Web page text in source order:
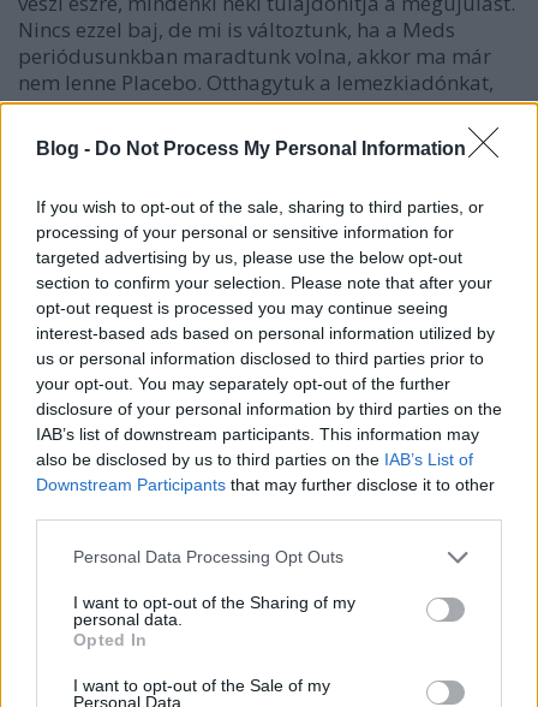
Blog - Do Not Process My Personal Information
If you wish to opt-out of the sale, sharing to third parties, or
processing of your personal or sensitive information for
targeted advertising by us, please use the below opt-out
section to confirm your selection. Please note that after your
opt-out request is processed you may continue seeing
interest-based ads based on personal information utilized by
us or personal information disclosed to third parties prior to
your opt-out. You may separately opt-out of the further
disclosure of your personal information by third parties on the
IAB’s list of downstream participants. This information may
also be disclosed by us to third parties on the IAB’s List of
Downstream Participants that may further disclose it to other
Please note that this website/app uses one or more Google
not limited to your visit or usage behaviour. You may click to
grant or deny consent to Google and its third-party tags to
use your data for below specified purposes in below Google
consent section.
Personal Data Processing Opt Outs
I want to opt-out of the Sharing of my
personal data.
Opted In
I want to opt-out of the Sale of my
Personal Data.
Nincs ezzel baj, de mi is változtunk, ha a Meds
periódusunkban maradtunk volna, akkor ma már
nem lenne Placebo. Otthagytuk a lemezkiadónkat,
talpra álltunk, totál egyedül összeraktuk a lemezt, és
közben lelkileg is mások lettünk.
optimistábbnak tűnik a Meds világánál. Ez lesz
az új vonal?
Minden lemez elkészültekor nemcsak egy halom dalt
kap az aki megveszi azt, de egy pillanatképet is a
lelkivilágunkról, arról, hogy éppen hogyan vagyunk.
Igen, a Meds eléggé sötét korszakunk volt, abból ki
kellett jönnünk, mert az sehova sem vezetett, és ez
lett az eredménye. Sokat dolgoztunk rajta, hogy
túllépjünk azon az állapoton, szinte magunkra
erőszakoltuk az optimizmust és a pozitív
gondolatokat, de megérte, mert túl vagyunk rajta, és
a lemez is jó lett.